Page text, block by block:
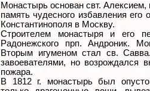
Монастырь основан свт.
память чудесного избавления
Константинополя в Москву.
Строителем монастыря и его
Радонежского прп. Андроник.
Вторым игуменом стал св.
завоевателями, но возрождался
пожара.
В 1812 г. монастырь был